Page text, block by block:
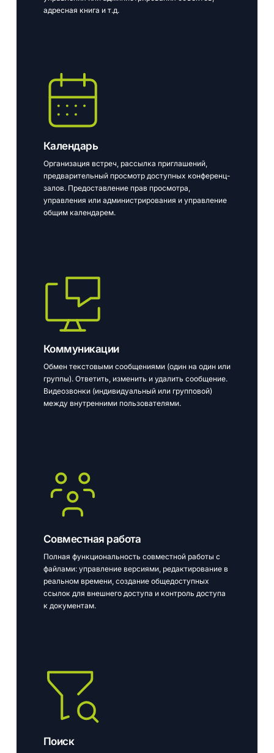
адресная книга и т.д.
Календарь
Организация встреч, рассылка приглашений,
предварительный просмотр доступных конференц-
залов. Предоставление прав просмотра,
управления или администрирования и управление
общим календарем.
Коммуникации
Обмен текстовыми сообщениями (один на один или
группы). Ответить, изменить и удалить сообщение.
Видеозвонки (индивидуальный или групповой)
между внутренними пользователями.
Совместная работа
Полная функциональность совместной работы с
файлами: управление версиями, редактирование в
реальном времени, создание общедоступных
ссылок для внешнего доступа и контроль доступа
к документам.
Поиск